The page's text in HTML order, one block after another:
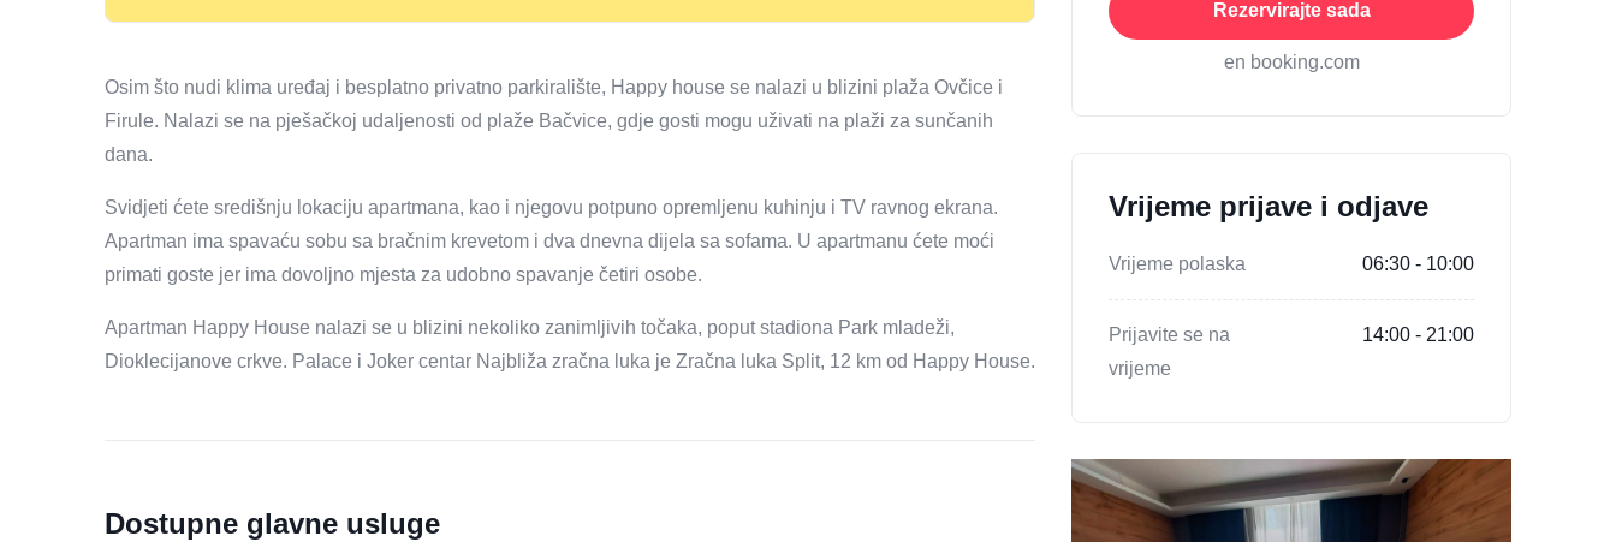
Osim što nudi klima uređaj i besplatno privatno parkiralište, Happy house se nalazi u blizini plaža Ovčice i
Firule. Nalazi se na pješačkoj udaljenosti od plaže Bačvice, gdje gosti mogu uživati ​​na plaži za sunčanih
dana.
Svidjeti ćete središnju lokaciju apartmana, kao i njegovu potpuno opremljenu kuhinju i TV ravnog ekrana.
Apartman ima spavaću sobu sa bračnim krevetom i dva dnevna dijela sa sofama. U apartmanu ćete moći
primati goste jer ima dovoljno mjesta za udobno spavanje četiri osobe.
Apartman Happy House nalazi se u blizini nekoliko zanimljivih točaka, poput stadiona Park mladeži,
Dioklecijanove crkve. Palace i Joker centar Najbliža zračna luka je Zračna luka Split, 12 km od Happy House.
Dostupne glavne usluge
Rezervirajte sada
en booking.com
Vrijeme prijave i odjave
Vrijeme polaska 06:30 - 10:00
Prijavite se na
vrijeme
14:00 - 21:00